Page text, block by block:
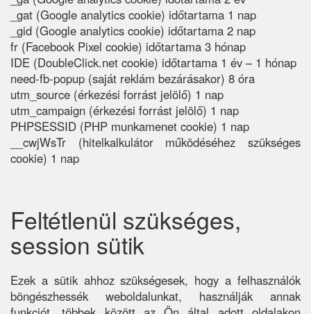
_gat (Google analytics cookie) időtartama 1 nap
_gid (Google analytics cookie) időtartama 2 nap
fr (Facebook Pixel cookie) időtartama 3 hónap
IDE (DoubleClick.net cookie) időtartama 1 év – 1 hónap
need-fb-popup (saját reklám bezárásakor) 8 óra
utm_source (érkezési forrást jelölő) 1 nap
utm_campaign (érkezési forrást jelölő) 1 nap
PHPSESSID (PHP munkamenet cookie) 1 nap
__cwjWsTr (hitelkalkulátor működéséhez szükséges
cookie) 1 nap
Feltétlenül szükséges,
session sütik
Ezek a sütik ahhoz szükségesek, hogy a felhasználók
böngészhessék weboldalunkat, használják annak